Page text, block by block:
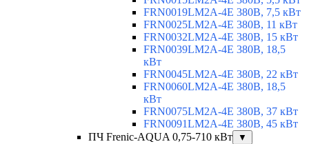
FRN0019LM2A-4E 380В, 7,5 кВт
FRN0025LM2A-4E 380В, 11 кВт
FRN0032LM2A-4E 380В, 15 кВт
FRN0039LM2A-4E 380В, 18,5
кВт
FRN0045LM2A-4E 380В, 22 кВт
FRN0060LM2A-4E 380В, 18,5
кВт
FRN0075LM2A-4E 380В, 37 кВт
FRN0091LM2A-4E 380В, 45 кВт
ПЧ Frenic-AQUA 0,75-710 кВт
▼